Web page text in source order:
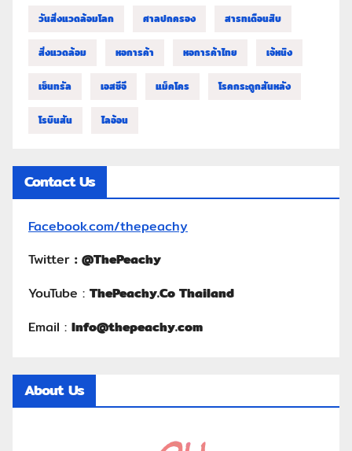
วันสิ่งแวดล้อมโลก ศาลปกครอง สารทเดือนสิบ
สิ่งแวดล้อม หอการค้า หอการค้าไทย เจ้หนิง
เซ็นทรัล เอสซีจี แม็คโคร โรคกระดูกสันหลัง
โรบินสัน ไลอ้อน
Contact Us
Facebook.com/thepeachy
Twitter : @ThePeachy
YouTube : ThePeachy.Co Thailand
Email : Info@thepeachy.com
About Us